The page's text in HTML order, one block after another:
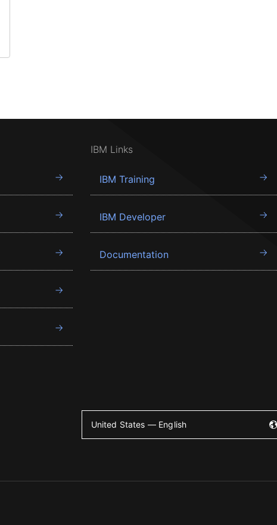
IBM Links
IBM Training
IBM Developer
Documentation
United States — English